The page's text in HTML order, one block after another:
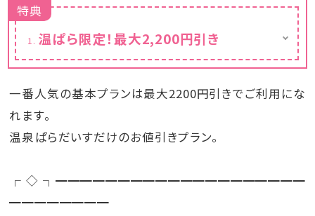
特典
温ぱら限定！最大2,200円引き
※カレンダーの表示価格は割引後の料金で
す。
一番人気の基本プランは最大2200円引きでご利用にな
れます。
温泉ぱらだいすだけのお値引きプラン。
┌◇┐━━━━━━━━━━━━━━━━━━━━
━━━━━━━━